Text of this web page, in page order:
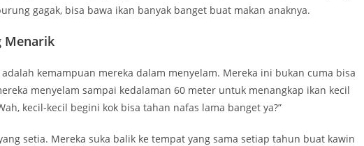
gagak, bisa bawa ikan banyak banget buat makan anaknya.
Menarik
kemampuan mereka dalam menyelam. Mereka ini bukan cuma bisa
menyelam sampai kedalaman 60 meter untuk menangkap ikan kecil
kecil-kecil begini kok bisa tahan nafas lama banget ya?”
setia. Mereka suka balik ke tempat yang sama setiap tahun buat kawin